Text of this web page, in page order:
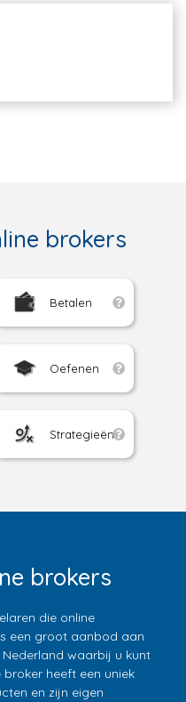
brokers
Betalen
Oefenen
Strategieën
brokers
die online
een groot aanbod aan
waarbij u kunt
broker heeft een uniek
en zijn eigen